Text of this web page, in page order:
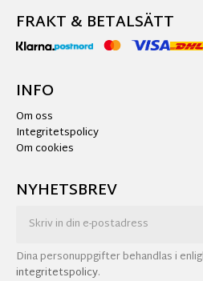
FRAKT & BETALSÄTT
INFO
Om oss
Integritetspolicy
Om cookies
NYHETSBREV
Dina personuppgifter behandlas i
integritetspolicy.